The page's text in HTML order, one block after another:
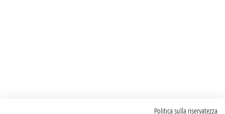
Politica sulla riservatezza